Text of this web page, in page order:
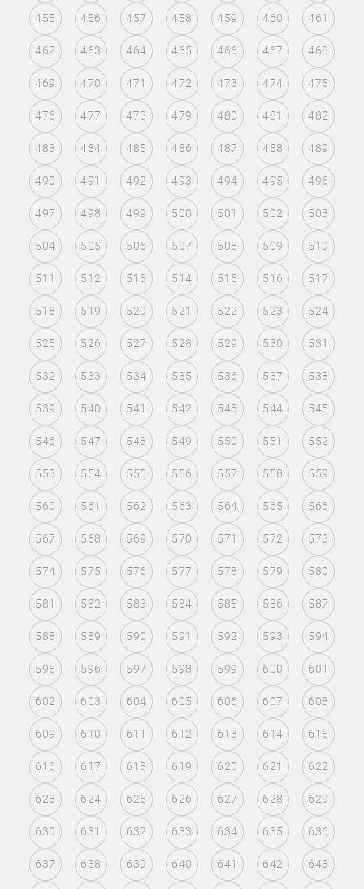
455 456 457 458 459 460 461
462 463 464 465 466 467 468
469 470 471 472 473 474 475
476 477 478 479 480 481 482
483 484 485 486 487 488 489
490 491 492 493 494 495 496
497 498 499 500 501 502 503
504 505 506 507 508 509 510
511 512 513 514 515 516 517
518 519 520 521 522 523 524
525 526 527 528 529 530 531
532 533 534 535 536 537 538
539 540 541 542 543 544 545
546 547 548 549 550 551 552
553 554 555 556 557 558 559
560 561 562 563 564 565 566
567 568 569 570 571 572 573
574 575 576 577 578 579 580
581 582 583 584 585 586 587
588 589 590 591 592 593 594
595 596 597 598 599 600 601
602 603 604 605 606 607 608
609 610 611 612 613 614 615
616 617 618 619 620 621 622
623 624 625 626 627 628 629
630 631 632 633 634 635 636
637 638 639 640 641 642 643